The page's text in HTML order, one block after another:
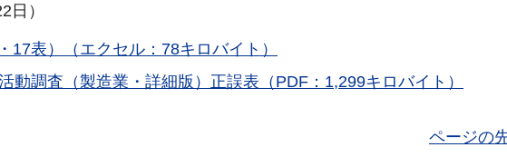
日）
17表）（エクセル：78キロバイト）
動調査（製造業・詳細版）正誤表（PDF：1,299キロバイト）
ページの